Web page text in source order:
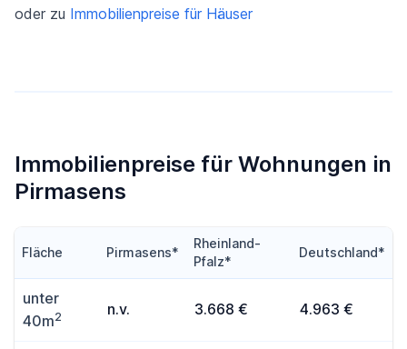
oder zu Immobilienpreise für Häuser
Immobilienpreise für Wohnungen in
Pirmasens
Fläche Pirmasens*
Rheinland-
Pfalz*
Deutschland*
unter
40m2 n.v. 3.668 € 4.963 €